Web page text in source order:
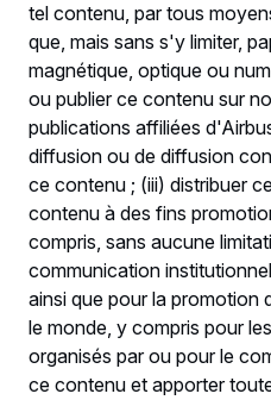
tel contenu, par tous
que, mais sans s'y limiter,
magnétique, optique ou
ou publier ce contenu sur
publications affiliées
diffusion ou de diffusion
ce contenu ; (iii) distribuer
contenu à des fins
compris, sans aucune
communication
ainsi que pour la promotion
le monde, y compris pour
organisés par ou pour le
ce contenu et apporter